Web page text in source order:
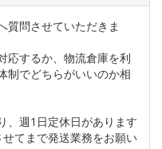
質問させていただきま
応するか、物流倉庫を利
制でどちらがいいのか相
、週1日定休日があります
てまで発送業務をお願い